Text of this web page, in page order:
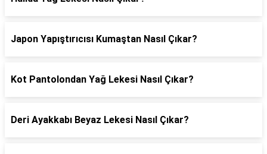
Japon Yapıştırıcısı Kumaştan Nasıl Çıkar?
Kot Pantolondan Yağ Lekesi Nasıl Çıkar?
Deri Ayakkabı Beyaz Lekesi Nasıl Çıkar?